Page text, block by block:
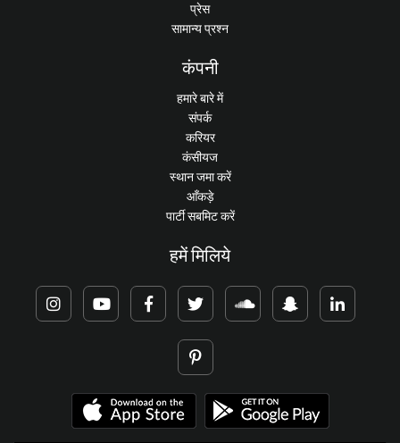
प्रेस
सामान्य प्रश्न
कंपनी
हमारे बारे में
संपर्क
करियर
कंसीयज
स्थान जमा करें
आँकड़े
पार्टी सबमिट करें
हमें मिलिये